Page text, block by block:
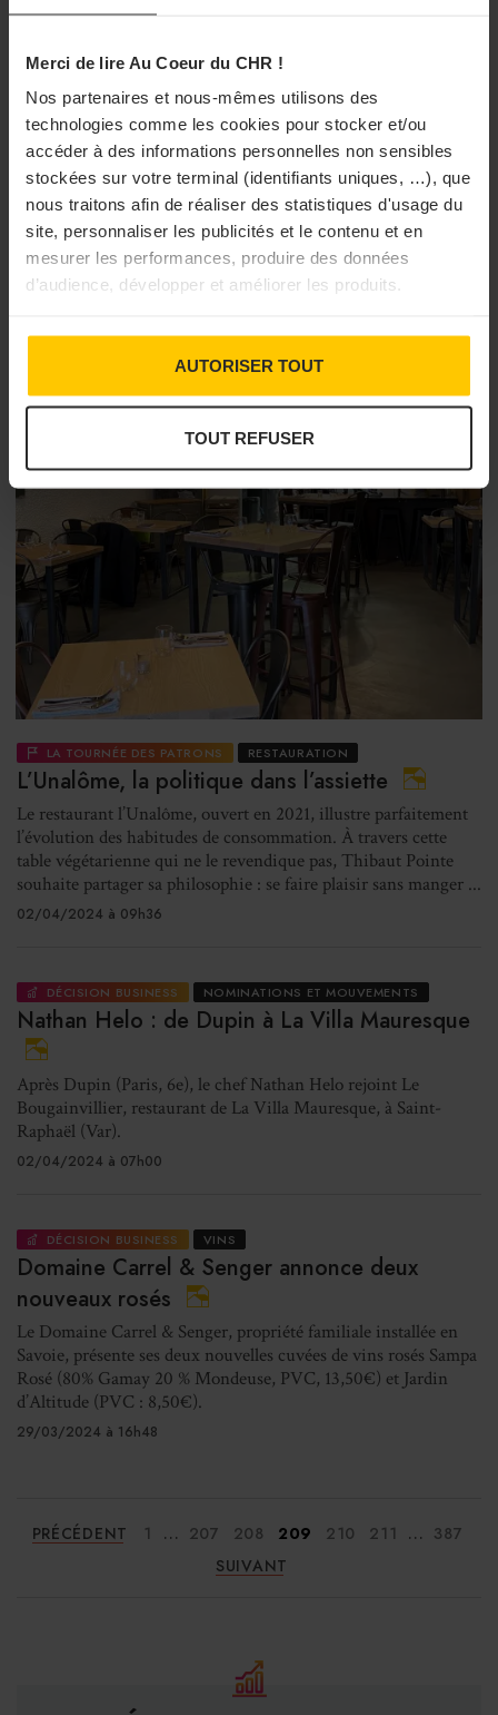
Merci de lire Au Coeur du CHR !
Nos partenaires et nous-mêmes utilisons des
technologies comme les cookies pour stocker et/ou
accéder à des informations personnelles non sensibles
stockées sur votre terminal (identifiants uniques, …), que
nous traitons afin de réaliser des statistiques d'usage du
site, personnaliser les publicités et le contenu et en
mesurer les performances, produire des données
d’audience, développer et améliorer les produits.
AUTORISER TOUT
TOUT REFUSER
L’Auberge La Coste, le nouvel hôtel du
Château La Coste
Dans les Bouches-du-Rhône, le domaine Château La Coste
inaugure un nouvel hôtel de 76 chambres : l'Auberge La Coste.
02/04/2024 à 10h12
LA TOURNÉE DES PATRONS RESTAURATION
L’Unalôme, la politique dans l’assiette
Le restaurant l’Unalôme, ouvert en 2021, illustre parfaitement
l’évolution des habitudes de consommation. À travers cette
table végétarienne qui ne le revendique pas, Thibaut Pointe
souhaite partager sa philosophie : se faire plaisir sans manger ...
02/04/2024 à 09h36
DÉCISION BUSINESS NOMINATIONS ET MOUVEMENTS
Nathan Helo : de Dupin à La Villa Mauresque
Après Dupin (Paris, 6e), le chef Nathan Helo rejoint Le
Bougainvillier, restaurant de La Villa Mauresque, à Saint-
Raphaël (Var).
02/04/2024 à 07h00
DÉCISION BUSINESS VINS
Domaine Carrel & Senger annonce deux
nouveaux rosés
Le Domaine Carrel & Senger, propriété familiale installée en
Savoie, présente ses deux nouvelles cuvées de vins rosés Sampa
Rosé (80% Gamay 20 % Mondeuse, PVC, 13,50€) et Jardin
d’Altitude (PVC : 8,50€).
29/03/2024 à 16h48
PRÉCÉDENT 1 ... 207 208 209 210 211 ... 387
SUIVANT